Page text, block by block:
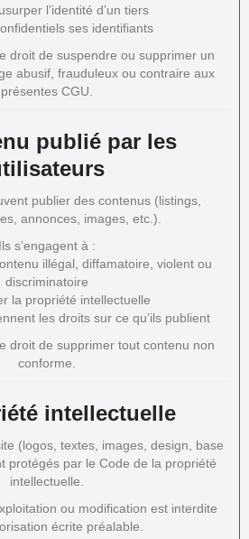
l’identité d’un tiers
ses identifiants
droit de suspendre ou supprimer un
abusif, frauduleux ou contraire aux
présentes CGU.
publié par les
publier des contenus (listings,
annonces, images, etc.).
Ils s’engagent à :
illégal, diffamatoire, violent ou
discriminatoire
la propriété intellectuelle
les droits sur ce qu’ils publient
droit de supprimer tout contenu non
conforme.
intellectuelle
(logos, textes, images, design, base
protégés par le Code de la propriété
intellectuelle.
ou modification est interdite
écrite préalable.